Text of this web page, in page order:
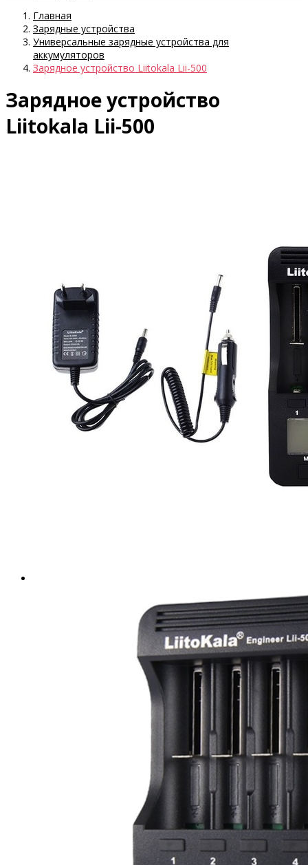
Главная
Зарядные устройства
Универсальные зарядные устройства для
аккумуляторов
Зарядное устройство Liitokala Lii-500
Зарядное устройство
Liitokala Lii-500